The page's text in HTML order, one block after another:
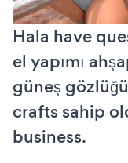
Hala have
el yapımı
güneş
crafts sahip
business.